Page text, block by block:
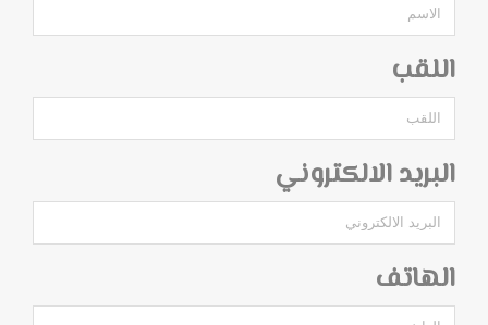
اللقب
البريد الالكتروني
الهاتف